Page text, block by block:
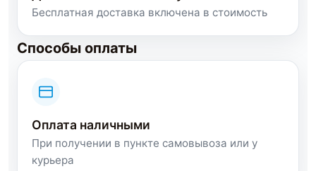
Бесплатная доставка включена в стоимость
Способы оплаты
Оплата наличными
При получении в пункте самовывоза или у
курьера